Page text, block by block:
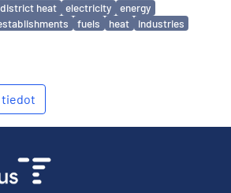
district heat electricity
energy
fuels heat
industries
tiedot